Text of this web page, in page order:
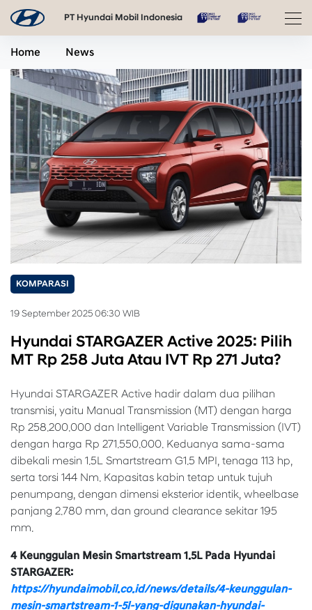
PT Hyundai Mobil Indonesia
Home News
KOMPARASI
19 September 2025 06:30 WIB
Hyundai STARGAZER Active 2025: Pilih
MT Rp 258 Juta Atau IVT Rp 271 Juta?
Hyundai STARGAZER Active hadir dalam dua pilihan
transmisi, yaitu Manual Transmission (MT) dengan harga
Rp 258.200.000 dan Intelligent Variable Transmission (IVT)
dengan harga Rp 271.550.000. Keduanya sama-sama
dibekali mesin 1.5L Smartstream G1.5 MPI, tenaga 113 hp,
serta torsi 144 Nm. Kapasitas kabin tetap untuk tujuh
penumpang, dengan dimensi eksterior identik, wheelbase
panjang 2.780 mm, dan ground clearance sekitar 195
mm.
4 Keunggulan Mesin Smartstream 1.5L Pada Hyundai
STARGAZER:
https://hyundaimobil.co.id/news/details/4-keunggulan-
mesin-smartstream-1-5l-yang-digunakan-hyundai-